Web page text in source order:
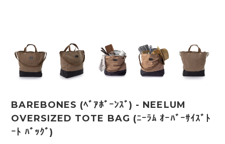
BAREBONES (ﾍﾞｱﾎﾞｰﾝｽﾞ) - NEELUM
OVERSIZED TOTE BAG (ﾆｰﾗﾑ ｵｰﾊﾞｰｻｲｽﾞﾄ
ｰﾄ ﾊﾞｯｸﾞ)